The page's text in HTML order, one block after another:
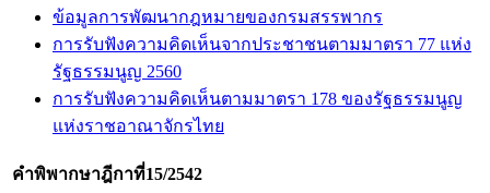
ข้อมูลการพัฒนากฎหมายของกรมสรรพากร
การรับฟังความคิดเห็นจากประชาชนตามมาตรา 77 แห่ง
รัฐธรรมนูญ 2560
การรับฟังความคิดเห็นตามมาตรา 178 ของรัฐธรรมนูญ
แห่งราชอาณาจักรไทย
คำพิพากษาฎีกาที่15/2542